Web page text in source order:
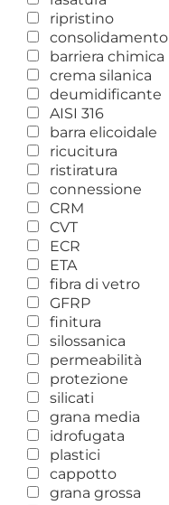
ripristino
consolidamento
barriera chimica
crema silanica
deumidificante
AISI 316
barra elicoidale
ricucitura
ristiratura
connessione
CRM
CVT
ECR
ETA
fibra di vetro
GFRP
finitura
silossanica
permeabilità
protezione
silicati
grana media
idrofugata
plastici
cappotto
grana grossa